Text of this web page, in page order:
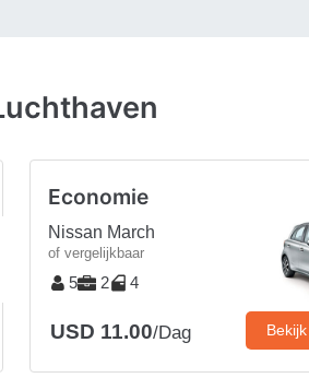
Economie
Nissan March
of vergelijkbaar
5 2 4
USD 11.00/Dag